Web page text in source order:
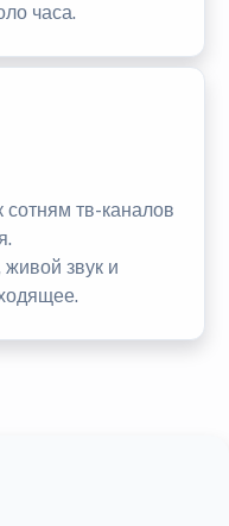
часа.
сотням тв-каналов
звук и